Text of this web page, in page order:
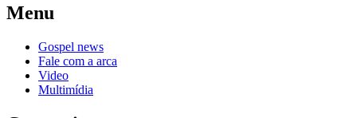
Menu
Gospel news
Fale com a arca
Video
Multimídia